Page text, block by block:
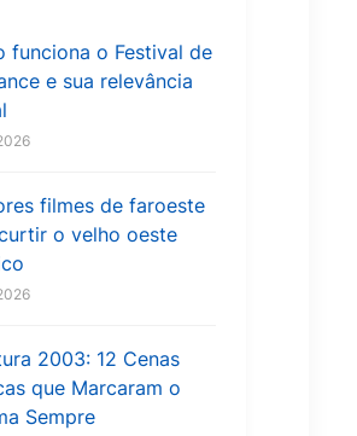
funciona o Festival de
e sua relevância
filmes de faroeste
o velho oeste
2003: 12 Cenas
que Marcaram o
Sempre